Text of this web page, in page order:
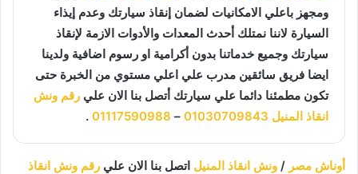
ومجهز باعلي الامكانيات لضمان إنقاذ سيارتك وعدم إيذاء
السيارة لاننا نمتلك أحدث المعدات والأدوات الازمة لإنقاذ
سيارتك وجميع خدماتنا بدون أكرامية او رسوم اضافية ولدينا
ايضا فريق سائقين مدرب علي اعلي مستوي من الخبرة حتى
تكون مطمئنا دائما علي سيارتك أتصل بنا الان علي رقم ونش
انقاذ المنيل 01030709843
–
01117590988
.
أوناش مصر / ونش انقاذ المنيل اتصل بنا الان علي رقم ونش انقاذ